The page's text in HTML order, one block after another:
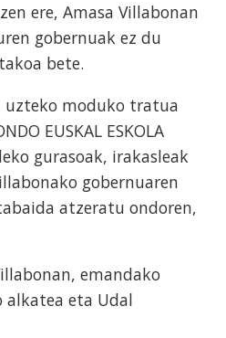
ere, Amasa Villabonan
gobernuak ez du
bete.
moduko tratua
EUSKAL ESKOLA
gurasoak, irakasleak
gobernuaren
atzeratu ondoren,
emandako
alkatea eta Udal